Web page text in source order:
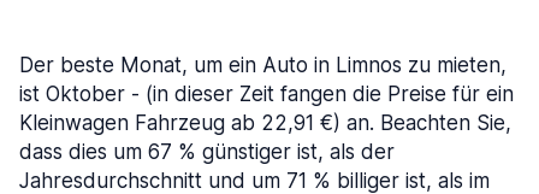
Der beste Monat, um ein Auto in Limnos zu mieten,
ist Oktober - (in dieser Zeit fangen die Preise für ein
Kleinwagen Fahrzeug ab 22,91 €) an. Beachten Sie,
dass dies um 67 % günstiger ist, als der
Jahresdurchschnitt und um 71 % billiger ist, als im